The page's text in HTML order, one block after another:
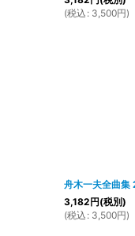
(税込 : 3,500円)
舟木一夫全曲
3,182円(税別)
(税込 : 3,500円)